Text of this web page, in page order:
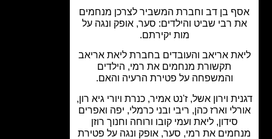
בן דב וחברת המשביר לצרכן מנחמים
רבי שביט והילדים: סער, אופק ונגה על
מות יקירתם.
אריאב והעובדים בחברת ליאת אריאב
תקשורת מנחמים את רמי, הילדים
והמשפחה על פטירת הרעיה והאם.
וירון אשל, ז'נט אמיר, כנרת ויורי גיא רון,
וארז כהן, ריבי ובני כרמלי, יפה ואפרים
סידון, ליאת ועמי קובו ורוחה וחנוך רוזן
את רמי, סער, אופק ונגה על פטירת